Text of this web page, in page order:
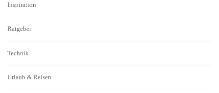
Inspiration
Ratgeber
Technik
Urlaub & Reisen